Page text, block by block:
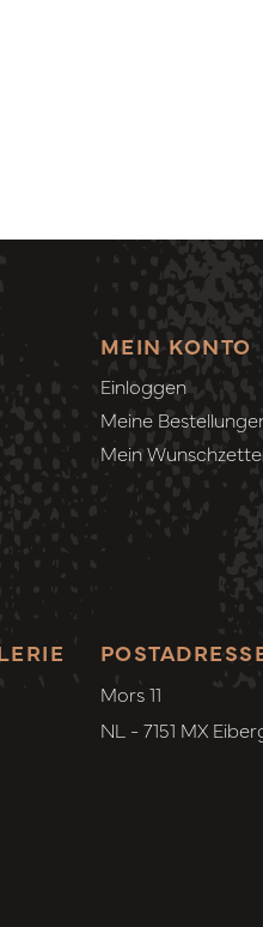
MEIN KONTO
Einloggen
Meine
Mein
Mors 11
NL - 7151 MX